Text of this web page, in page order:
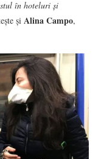
în hoteluri și
și Alina Campo,